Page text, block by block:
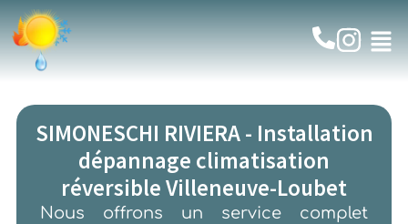
SIMONESCHI RIVIERA - Installation
dépannage climatisation
réversible Villeneuve-Loubet
Nous offrons un service complet